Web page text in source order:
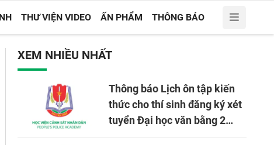
THƯ VIỆN VIDEO ẤN PHẨM THÔNG BÁO
XEM NHIỀU NHẤT
Thông báo Lịch ôn tập kiến
thức cho thí sinh đăng ký xét
tuyển Đại học văn bằng 2
tuyển mới, mở tại Học viện